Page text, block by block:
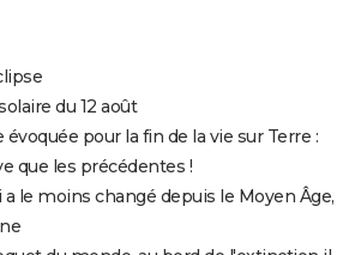
du 12 août
pour la fin de la vie sur Terre :
que les précédentes !
a le moins changé depuis le Moyen Âge,